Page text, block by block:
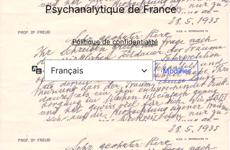
Psychanalytique de France
Politique de confidentialité
Langue